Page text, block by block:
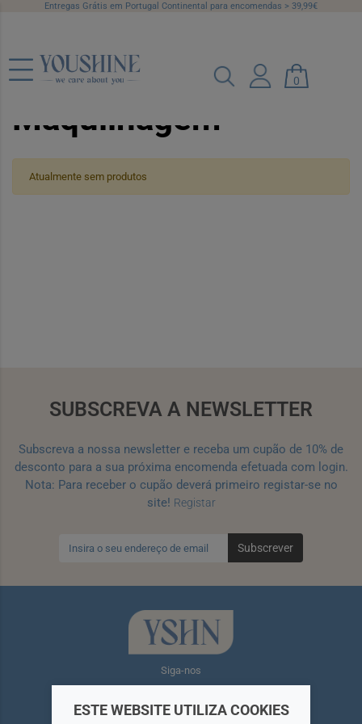
Entregas Grátis em Portugal Continental para encomendas > 39,99€
0
Fixador de
Maquilhagem
Atualmente sem produtos
SUBSCREVA A NEWSLETTER
Subscreva a nossa newsletter e receba um cupão de 10% de
desconto para a sua próxima encomenda efetuada com login.
Nota: Para receber o cupão deverá primeiro registar-se no
site! Registar
Subscrever
Siga-nos
ESTE WEBSITE UTILIZA COOKIES